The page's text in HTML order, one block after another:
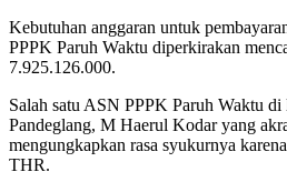
Kebutuhan anggaran untuk
PPPK Paruh Waktu diperkirakan
7.925.126.000.
Salah satu ASN PPPK Paruh Waktu di
Pandeglang, M Haerul Kodar yang
mengungkapkan rasa syukurnya
THR.